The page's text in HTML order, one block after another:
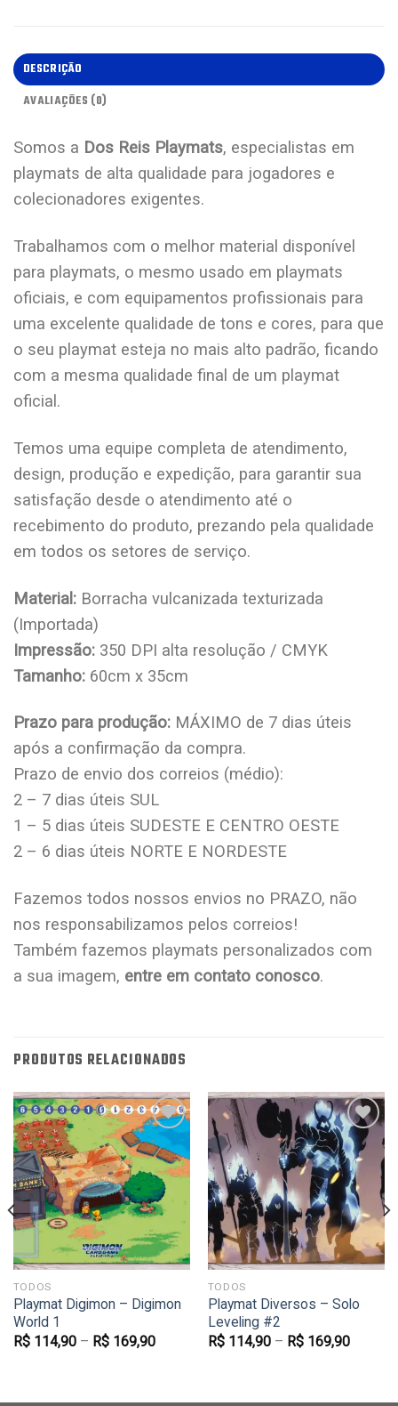
DESCRIÇÃO
AVALIAÇÕES (0)
Somos a Dos Reis Playmats, especialistas em
playmats de alta qualidade para jogadores e
colecionadores exigentes.
Trabalhamos com o melhor material disponível
para playmats, o mesmo usado em playmats
oficiais, e com equipamentos profissionais para
uma excelente qualidade de tons e cores, para que
o seu playmat esteja no mais alto padrão, ficando
com a mesma qualidade final de um playmat
oficial.
Temos uma equipe completa de atendimento,
design, produção e expedição, para garantir sua
satisfação desde o atendimento até o
recebimento do produto, prezando pela qualidade
em todos os setores de serviço.
Material: Borracha vulcanizada texturizada
(Importada)
Impressão: 350 DPI alta resolução / CMYK
Tamanho: 60cm x 35cm
Prazo para produção: MÁXIMO de 7 dias úteis
após a confirmação da compra.
Prazo de envio dos correios (médio):
2 – 7 dias úteis SUL
1 – 5 dias úteis SUDESTE E CENTRO OESTE
2 – 6 dias úteis NORTE E NORDESTE
Fazemos todos nossos envios no PRAZO, não
nos responsabilizamos pelos correios!
Também fazemos playmats personalizados com
a sua imagem, entre em contato conosco.
PRODUTOS RELACIONADOS
Favoritar
TODOS
Playmat Digimon – Digimon
World 1
R$114,90– R$169,90
Favoritar
TODOS
Playmat Diversos – Solo
Leveling #2
R$114,90– R$169,90